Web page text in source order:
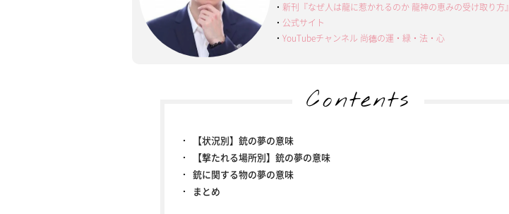
・新刊『なぜ人は龍に惹かれるのか 龍神の恵みの受け取り方』
・ 公式サイト
・YouTubeチャンネル 尚德の運・緑・法・心
Contents
【状況別】銃の夢の意味
【撃たれる場所別】銃の夢の意味
銃に関する物の夢の意味
まとめ